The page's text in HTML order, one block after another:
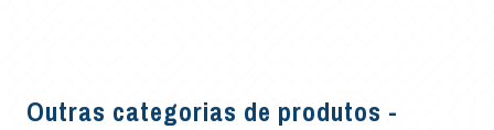
Outras categorias de produtos -